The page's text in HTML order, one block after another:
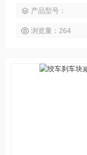
产品型号：
浏览量：264